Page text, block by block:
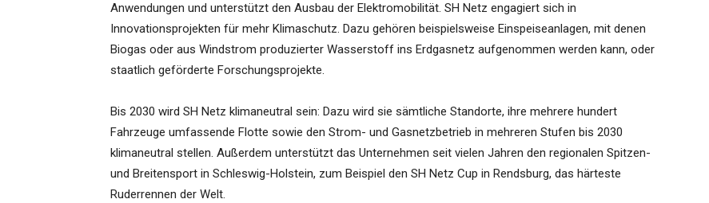
Anwendungen und unterstützt den Ausbau der Elektromobilität. SH Netz engagiert sich in
Innovationsprojekten für mehr Klimaschutz. Dazu gehören beispielsweise Einspeiseanlagen, mit denen
Biogas oder aus Windstrom produzierter Wasserstoff ins Erdgasnetz aufgenommen werden kann, oder
staatlich geförderte Forschungsprojekte.
Bis 2030 wird SH Netz klimaneutral sein: Dazu wird sie sämtliche Standorte, ihre mehrere hundert
Fahrzeuge umfassende Flotte sowie den Strom- und Gasnetzbetrieb in mehreren Stufen bis 2030
klimaneutral stellen. Außerdem unterstützt das Unternehmen seit vielen Jahren den regionalen Spitzen-
und Breitensport in Schleswig-Holstein, zum Beispiel den SH Netz Cup in Rendsburg, das härteste
Ruderrennen der Welt.